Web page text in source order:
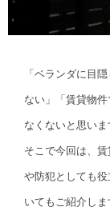
「ベランダに目
ない」「賃貸物
なくないと思いま
そこで今回は、
や防犯としても
いてもご紹介しま